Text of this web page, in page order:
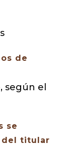
de
según el
se
del titular